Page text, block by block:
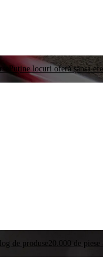
Puține locuri oferă șansa
de produse 20.000 de